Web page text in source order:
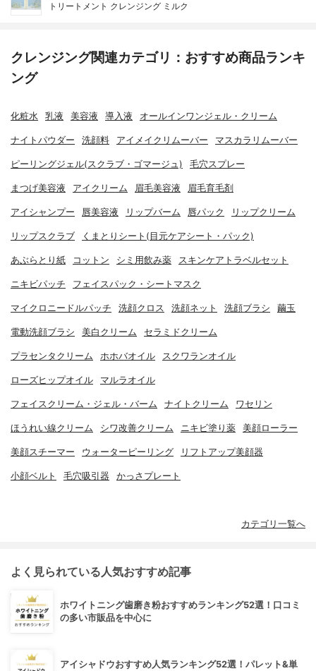
トリートメント クレンジング ミルク
クレンジング関連カテゴリ：おすすめ商品ランキ
ング
化粧水 乳液 美容液 導入液 オールインワンジェル・クリーム
ナイトパウダー 洗顔料 アイメイクリムーバー マスカラリムーバー
ピーリングジェル(スクラブ・ゴマージュ) 毛穴スプレー
まつげ美容液 アイクリーム 眉毛美容液 眉毛育毛剤
アイシャンプー 唇美容液 リップバーム 唇パック リップクリーム
リップスクラブ くまとりシート(目元ケアシート・パック)
あぶらとり紙 コットン シミ用飲み薬 スキンケアトラベルセット
ニキビパッチ フェイスパック・シートマスク
マイクロニードルパッチ 洗顔クロス 洗顔ネット 洗顔ブラシ 繭玉
電動洗顔ブラシ 美白クリーム セラミドクリーム
プラセンタクリーム ホホバオイル スクワランオイル
ローズヒップオイル マルラオイル
フェイスクリーム・ジェル・バーム ナイトクリーム ワセリン
ほうれい線クリーム シワ改善クリーム ニキビ塗り薬 美顔ローラー
美顔スチーマー ウォーターピーリング リフトアップ美顔器
小顔ベルト 毛穴吸引器 かっさプレート
カテゴリ一覧へ
よく見られている人気おすすめ記事
ホワイトニング歯磨き粉おすすめランキング52選！口コミ
の多い市販品を中心に
アイシャドウおすすめ人気ランキング52選！パレット&単